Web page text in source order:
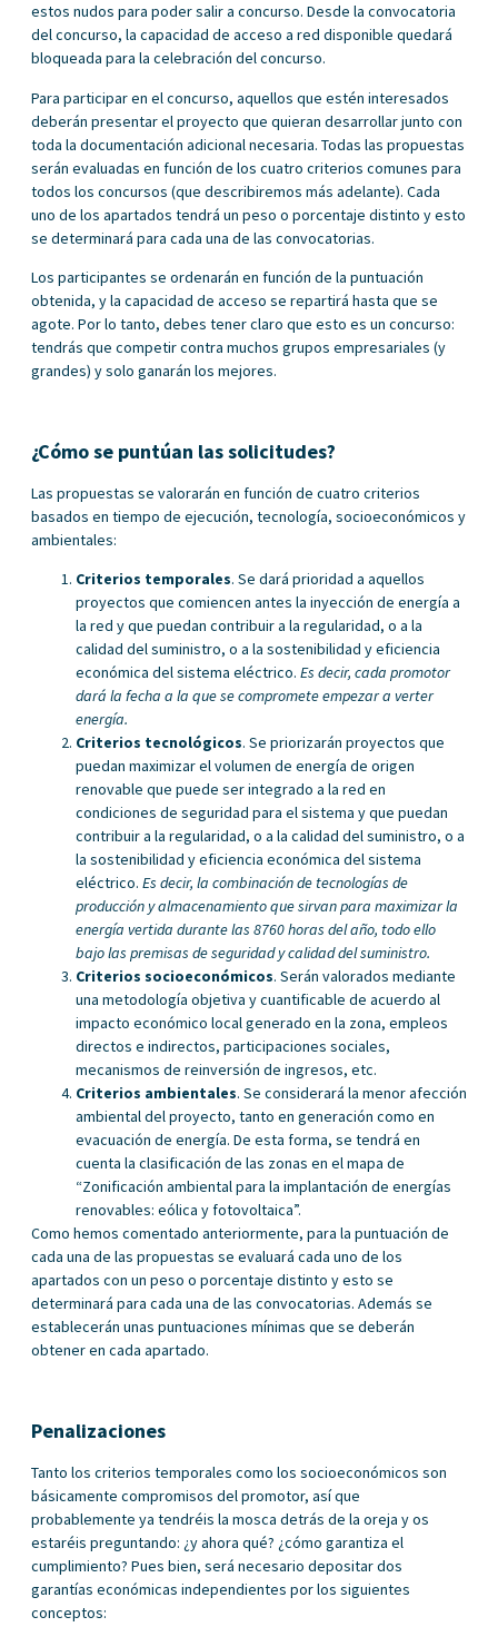
estos nudos para poder salir a concurso. Desde la convocatoria
del concurso, la capacidad de acceso a red disponible quedará
bloqueada para la celebración del concurso.
Para participar en el concurso, aquellos que estén interesados
deberán presentar el proyecto que quieran desarrollar junto con
toda la documentación adicional necesaria. Todas las propuestas
serán evaluadas en función de los cuatro criterios comunes para
todos los concursos (que describiremos más adelante). Cada
uno de los apartados tendrá un peso o porcentaje distinto y esto
se determinará para cada una de las convocatorias.
Los participantes se ordenarán en función de la puntuación
obtenida, y la capacidad de acceso se repartirá hasta que se
agote. Por lo tanto, debes tener claro que esto es un concurso:
tendrás que competir contra muchos grupos empresariales (y
grandes) y solo ganarán los mejores.
¿Cómo se puntúan las solicitudes?
Las propuestas se valorarán en función de cuatro criterios
basados en tiempo de ejecución, tecnología, socioeconómicos y
ambientales:
Criterios temporales. Se dará prioridad a aquellos
proyectos que comiencen antes la inyección de energía a
la red y que puedan contribuir a la regularidad, o a la
calidad del suministro, o a la sostenibilidad y eficiencia
económica del sistema eléctrico. Es decir, cada promotor
dará la fecha a la que se compromete empezar a verter
energía.
Criterios tecnológicos. Se priorizarán proyectos que
puedan maximizar el volumen de energía de origen
renovable que puede ser integrado a la red en
condiciones de seguridad para el sistema y que puedan
contribuir a la regularidad, o a la calidad del suministro, o a
la sostenibilidad y eficiencia económica del sistema
eléctrico. Es decir, la combinación de tecnologías de
producción y almacenamiento que sirvan para maximizar la
energía vertida durante las 8760 horas del año, todo ello
bajo las premisas de seguridad y calidad del suministro.
Criterios socioeconómicos. Serán valorados mediante
una metodología objetiva y cuantificable de acuerdo al
impacto económico local generado en la zona, empleos
directos e indirectos, participaciones sociales,
mecanismos de reinversión de ingresos, etc.
Criterios ambientales. Se considerará la menor afección
ambiental del proyecto, tanto en generación como en
evacuación de energía. De esta forma, se tendrá en
cuenta la clasificación de las zonas en el mapa de
“Zonificación ambiental para la implantación de energías
renovables: eólica y fotovoltaica”.
Como hemos comentado anteriormente, para la puntuación de
cada una de las propuestas se evaluará cada uno de los
apartados con un peso o porcentaje distinto y esto se
determinará para cada una de las convocatorias. Además se
establecerán unas puntuaciones mínimas que se deberán
obtener en cada apartado.
Penalizaciones
Tanto los criterios temporales como los socioeconómicos son
básicamente compromisos del promotor, así que
probablemente ya tendréis la mosca detrás de la oreja y os
estaréis preguntando: ¿y ahora qué? ¿cómo garantiza el
cumplimiento? Pues bien, será necesario depositar dos
garantías económicas independientes por los siguientes
conceptos: